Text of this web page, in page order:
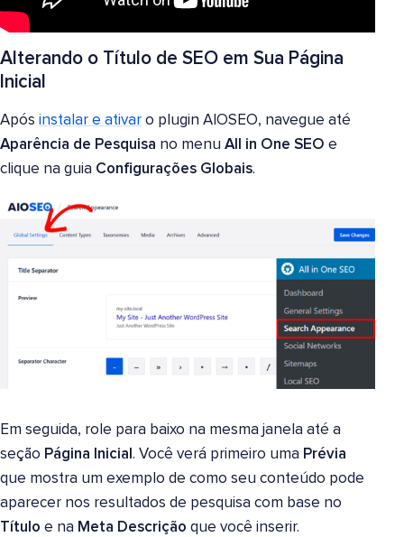
Alterando o Título de SEO em Sua Página
Inicial
Após instalar e ativar o plugin AIOSEO, navegue até
Aparência de Pesquisa no menu All in One SEO e
clique na guia Configurações Globais.
Em seguida, role para baixo na mesma janela até a
seção Página Inicial. Você verá primeiro uma Prévia
que mostra um exemplo de como seu conteúdo pode
aparecer nos resultados de pesquisa com base no
Título e na Meta Descrição que você inserir.